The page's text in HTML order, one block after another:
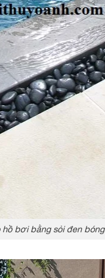
hồ bơi bằng sỏi đen bóng